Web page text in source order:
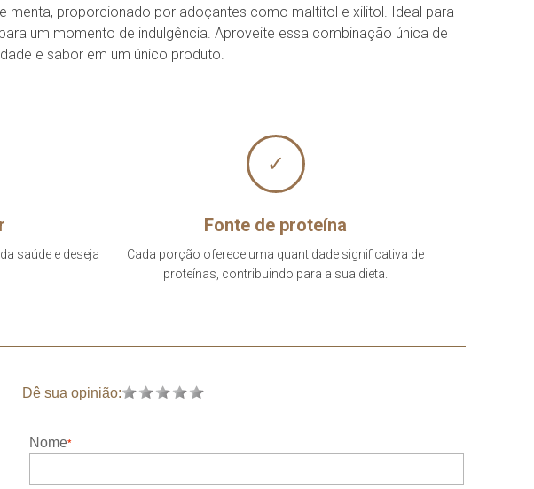
menta, proporcionado por adoçantes como maltitol e xilitol. Ideal para
um momento de indulgência. Aproveite essa combinação única de
e sabor em um único produto.
saúde e deseja
✓
Fonte de proteína
Cada porção oferece uma quantidade significativa de
proteínas, contribuindo para a sua dieta.
Dê sua opinião:
Nome